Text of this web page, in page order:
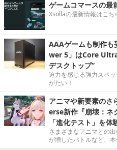
ゲームコマースの最
Xsollaの最新情報はこち
AAAゲームも制作
wer 5」はCore
デスクトップ”
迫力を感じる強力スペ
がたい！
アニマや新要素のさ
erse新作『崩壊：ネ
「進化テスト」を体
さまざまなアニマとの
が増したバトルなど、